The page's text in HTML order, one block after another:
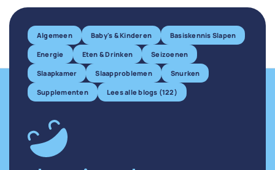
Algemeen Baby's & Kinderen Basiskennis Slapen
Energie Eten & Drinken Seizoenen
Slaapkamer Slaapproblemen Snurken
Supplementen Lees alle blogs (122)